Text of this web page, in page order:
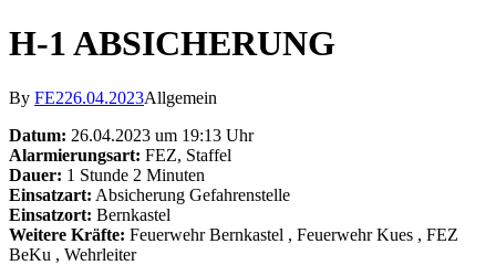
H-1 ABSICHERUNG
By FE226.04.2023Allgemein
Datum: 26.04.2023 um 19:13 Uhr
Alarmierungsart: FEZ, Staffel
Dauer: 1 Stunde 2 Minuten
Einsatzart: Absicherung Gefahrenstelle
Einsatzort: Bernkastel
Weitere Kräfte: Feuerwehr Bernkastel , Feuerwehr Kues , FEZ
BeKu , Wehrleiter